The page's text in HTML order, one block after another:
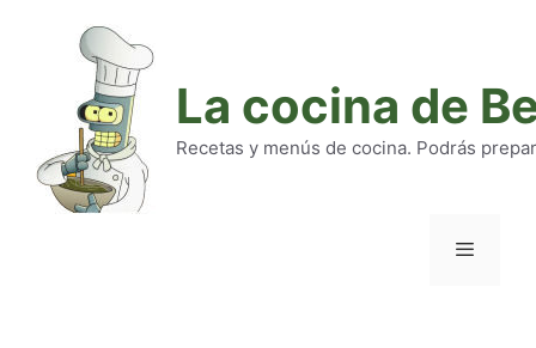
La cocina de
Recetas y menús de cocina. Podrás